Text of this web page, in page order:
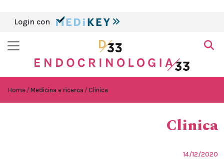
Login con
Home Medicina e ricerca Clinica
Clinica
14/12/2020